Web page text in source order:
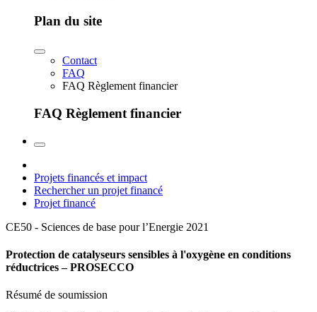
Plan du site
Contact
FAQ
FAQ Règlement financier
FAQ Règlement financier
Projets financés et impact
Rechercher un projet financé
Projet financé
CE50 - Sciences de base pour l’Energie 2021
Protection de catalyseurs sensibles à l'oxygène en conditions
réductrices – PROSECCO
Résumé de soumission